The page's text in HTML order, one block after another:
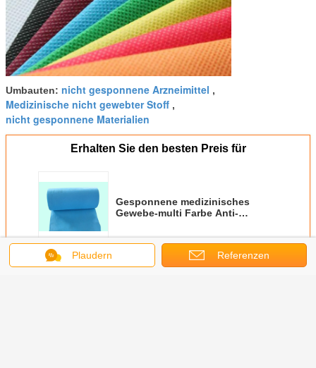
Umbauten: nicht gesponnene Arzneimittel ,
Medizinische nicht gewebter Stoff ,
nicht gesponnene Materialien
Erhalten Sie den besten Preis für
Gesponnene medizinisches
Gewebe-multi Farbe Anti-
Plaudern Referenzen